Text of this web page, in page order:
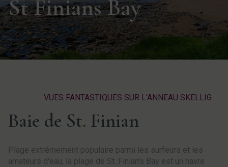
St Finians Bay
VUES FANTASTIQUES SUR L'ANNEAU SKELLIG
Baie de St. Finian
Plage extrêmement populaire parmi les surfeurs et les
amateurs d'eau, la plage de St. Finian's Bay est un havre